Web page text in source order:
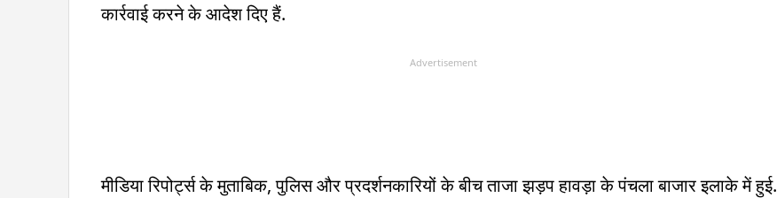
कार्रवाई करने के आदेश दिए हैं.
Advertisement
मीडिया रिपोर्ट्स के मुताबिक, पुलिस और प्रदर्शनकारियों के बीच ताजा झड़प हावड़ा के पंचला बाजार इलाके में हुई.